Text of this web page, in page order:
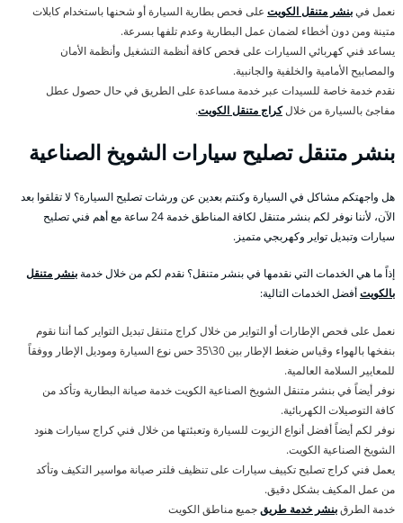
نعمل فيبنشر متنقل الكويت على فحص بطارية السيارة أو شحنها باستخدام كابلات
متينة ومن دون أخطاء لضمان عمل البطارية وعدم تلفها بسرعة.
يساعد فني كهربائي السيارات على فحص كافة أنظمة التشغيل وأنظمة الأمان
والمصابيح الأمامية والخلفية والجانبية.
نقدم خدمة خاصة للسيدات عبر خدمة مساعدة على الطريق في حال حصول عطل
مفاجئ بالسيارة من خلالكراج متنقل الكويت.
بنشر متنقل تصليح سيارات الشويخ الصناعية
هل واجهتكم مشاكل في السيارة وكنتم بعدين عن ورشات تصليح السيارة؟ لا تقلقوا بعد
الآن، لأننا نوفر لكم بنشر متنقل لكافة المناطق خدمة 24 ساعة مع أهم فني تصليح
سيارات وتبديل تواير وكهربجي متميز.
إذاً ما هي الخدمات التي نقدمها في بنشر متنقل؟ نقدم لكم من خلال خدمةبنشر متنقل
بالكويتأفضل الخدمات التالية:
نعمل على فحص الإطارات أو التواير من خلال كراج متنقل تبديل التواير كما أننا نقوم
بنفخها بالهواء وقياس ضغط الإطار بين 30\35 حس نوع السيارة وموديل الإطار ووفقاً
للمعايير السلامة العالمية.
نوفر أيضاً في بنشر متنقل الشويخ الصناعية الكويت خدمة صيانة البطارية وتأكد من
كافة التوصيلات الكهربائية.
نوفر لكم أيضاً أفضل أنواع الزيوت للسيارة وتعبئتها من خلال فني كراج سيارات هنود
الشويخ الصناعية الكويت.
يعمل فني كراج تصليح تكييف سيارات على تنظيف فلتر صيانة مواسير التكيف وتأكد
من عمل المكيف بشكل دقيق.
خدمة الطرقبنشر خدمة طريقجميع مناطق الكويت